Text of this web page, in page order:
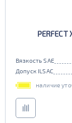
Вязкость SAE
Допуск ILSAC
наличие